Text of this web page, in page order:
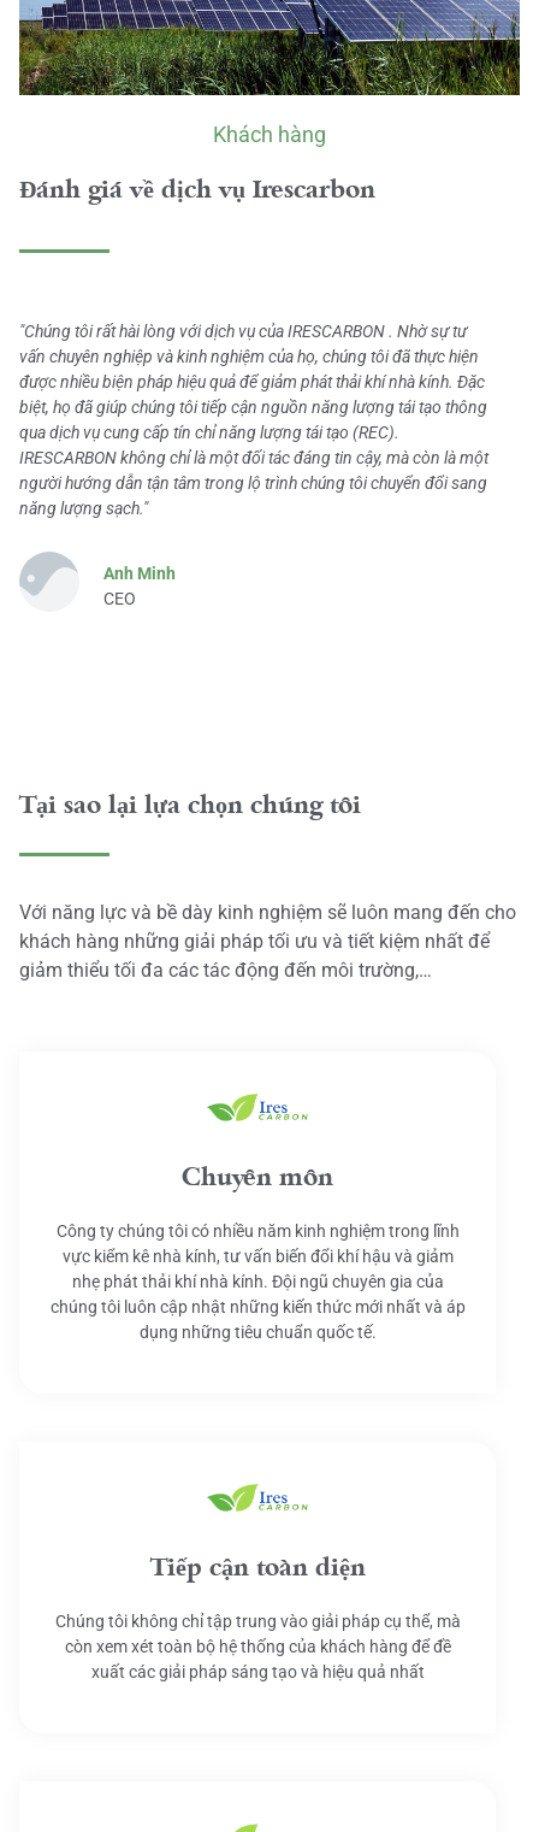
Khách hàng
Đánh giá về dịch vụ Irescarbon
"Chúng tôi rất hài lòng với dịch vụ của IRESCARBON . Nhờ sự tư
vấn chuyên nghiệp và kinh nghiệm của họ, chúng tôi đã thực hiện
được nhiều biện pháp hiệu quả để giảm phát thải khí nhà kính. Đặc
biệt, họ đã giúp chúng tôi tiếp cận nguồn năng lượng tái tạo thông
qua dịch vụ cung cấp tín chỉ năng lượng tái tạo (REC).
IRESCARBON không chỉ là một đối tác đáng tin cậy, mà còn là một
người hướng dẫn tận tâm trong lộ trình chúng tôi chuyển đổi sang
năng lượng sạch."
Anh Minh
CEO
Tại sao lại lựa chọn chúng tôi
Với năng lực và bề dày kinh nghiệm sẽ luôn mang đến cho
khách hàng những giải pháp tối ưu và tiết kiệm nhất để
giảm thiểu tối đa các tác động đến môi trường,…
Chuyên môn
Công ty chúng tôi có nhiều năm kinh nghiệm trong lĩnh
vực kiểm kê nhà kính, tư vấn biến đổi khí hậu và giảm
nhẹ phát thải khí nhà kính. Đội ngũ chuyên gia của
chúng tôi luôn cập nhật những kiến thức mới nhất và áp
dụng những tiêu chuẩn quốc tế.
Tiếp cận toàn diện
Chúng tôi không chỉ tập trung vào giải pháp cụ thể, mà
còn xem xét toàn bộ hệ thống của khách hàng để đề
xuất các giải pháp sáng tạo và hiệu quả nhất